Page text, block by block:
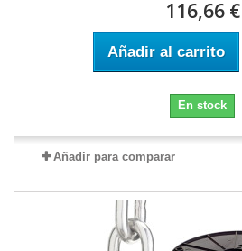
116,66 €
Añadir al carrito
En stock
Añadir para comparar